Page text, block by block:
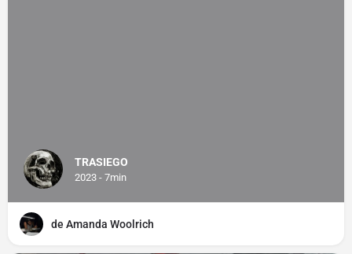
TRASIEGO
2023 - 7min
de Amanda Woolrich